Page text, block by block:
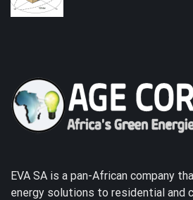
EVA SA is a pan-African company
energy solutions to residential and